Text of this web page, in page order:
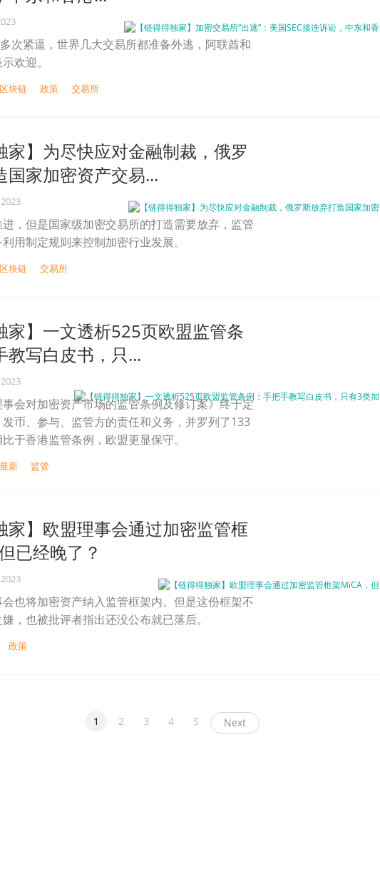
次紧逼，世界几大交易所都准备外逃，阿联酋和
欢迎。
区块链 政策 交易所
家】为尽快应对金融制裁，俄罗
国家加密资产交易...
，但是国家级加密交易所的打造需要放弃，监管
用制定规则来控制加密行业发展。
区块链 交易所
家】一文透析525页欧盟监管条
教写白皮书，只...
事会对加密资产市场的监管条例及修订案》终于定
币、参与、监管方的责任和义务，并罗列了133
于香港监管条例，欧盟更显保守。
最新 监管
家】欧盟理事会通过加密监管框
已经晚了？
也将加密资产纳入监管框架内。但是这份框架不
，也被批评者指出还没公布就已落后。
政策
1 2 3 4 5 Next